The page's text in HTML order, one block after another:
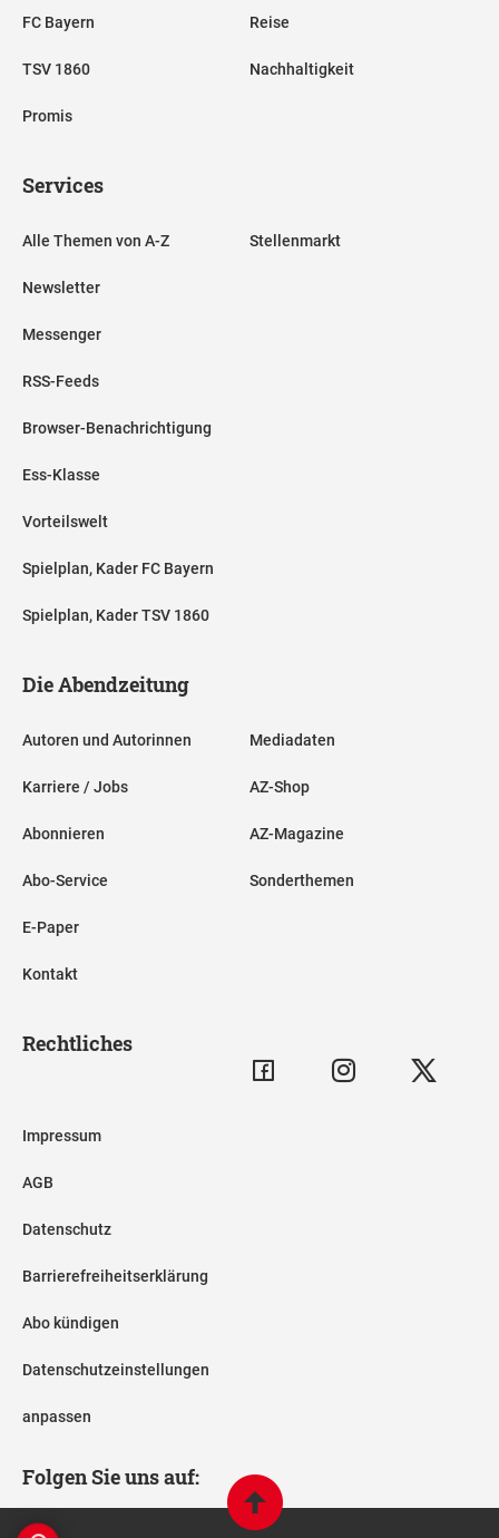
FC Bayern
TSV 1860
Promis
Reise
Nachhaltigkeit
Services
Alle Themen von A-Z
Newsletter
Messenger
RSS-Feeds
Browser-Benachrichtigung
Ess-Klasse
Vorteilswelt
Spielplan, Kader FC Bayern
Spielplan, Kader TSV 1860
Stellenmarkt
Die Abendzeitung
Autoren und Autorinnen
Karriere / Jobs
Abonnieren
Abo-Service
E-Paper
Kontakt
Mediadaten
AZ-Shop
AZ-Magazine
Sonderthemen
Rechtliches
Impressum
AGB
Datenschutz
Barrierefreiheitserklärung
Abo kündigen
Datenschutzeinstellungen
anpassen
Folgen Sie uns auf: